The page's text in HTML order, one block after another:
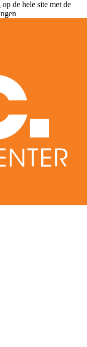
de hele site met de